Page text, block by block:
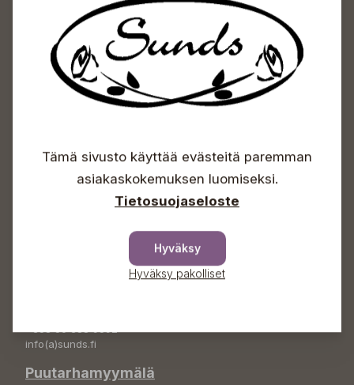
Sundin Puutarhakeskus
Avoinna
Arkisin 09-18
Lauantaisin 09-16
info(a)sunds.fi
+358 50 388 9592
info(a)sunds.fi
Puutarhamyymälä
Tämä sivusto käyttää evästeitä paremman
asiakaskokemuksen luomiseksi.
Tietosuojaseloste
Hyväksy
Hyväksy pakolliset